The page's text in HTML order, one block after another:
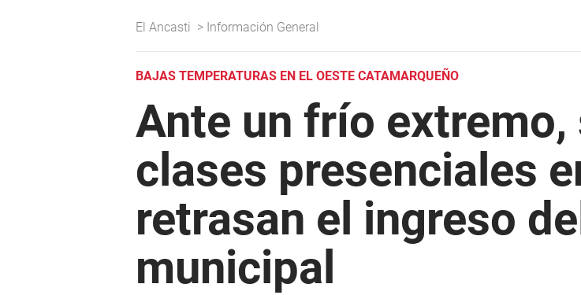
El Ancasti > Información General
BAJAS TEMPERATURAS EN EL OESTE CATAMARQUEÑO
Ante un frío extremo,
clases presenciales
retrasan el ingreso
municipal